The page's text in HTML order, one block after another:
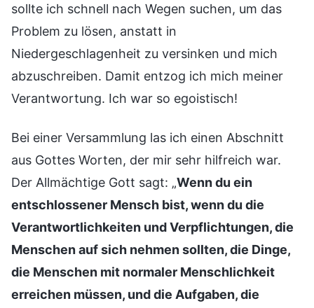
sollte ich schnell nach Wegen suchen, um das
Problem zu lösen, anstatt in
Niedergeschlagenheit zu versinken und mich
abzuschreiben. Damit entzog ich mich meiner
Verantwortung. Ich war so egoistisch!
Bei einer Versammlung las ich einen Abschnitt
aus Gottes Worten, der mir sehr hilfreich war.
Der Allmächtige Gott sagt: „Wenn du ein
entschlossener Mensch bist, wenn du die
Verantwortlichkeiten und Verpflichtungen, die
Menschen auf sich nehmen sollten, die Dinge,
die Menschen mit normaler Menschlichkeit
erreichen müssen, und die Aufgaben, die